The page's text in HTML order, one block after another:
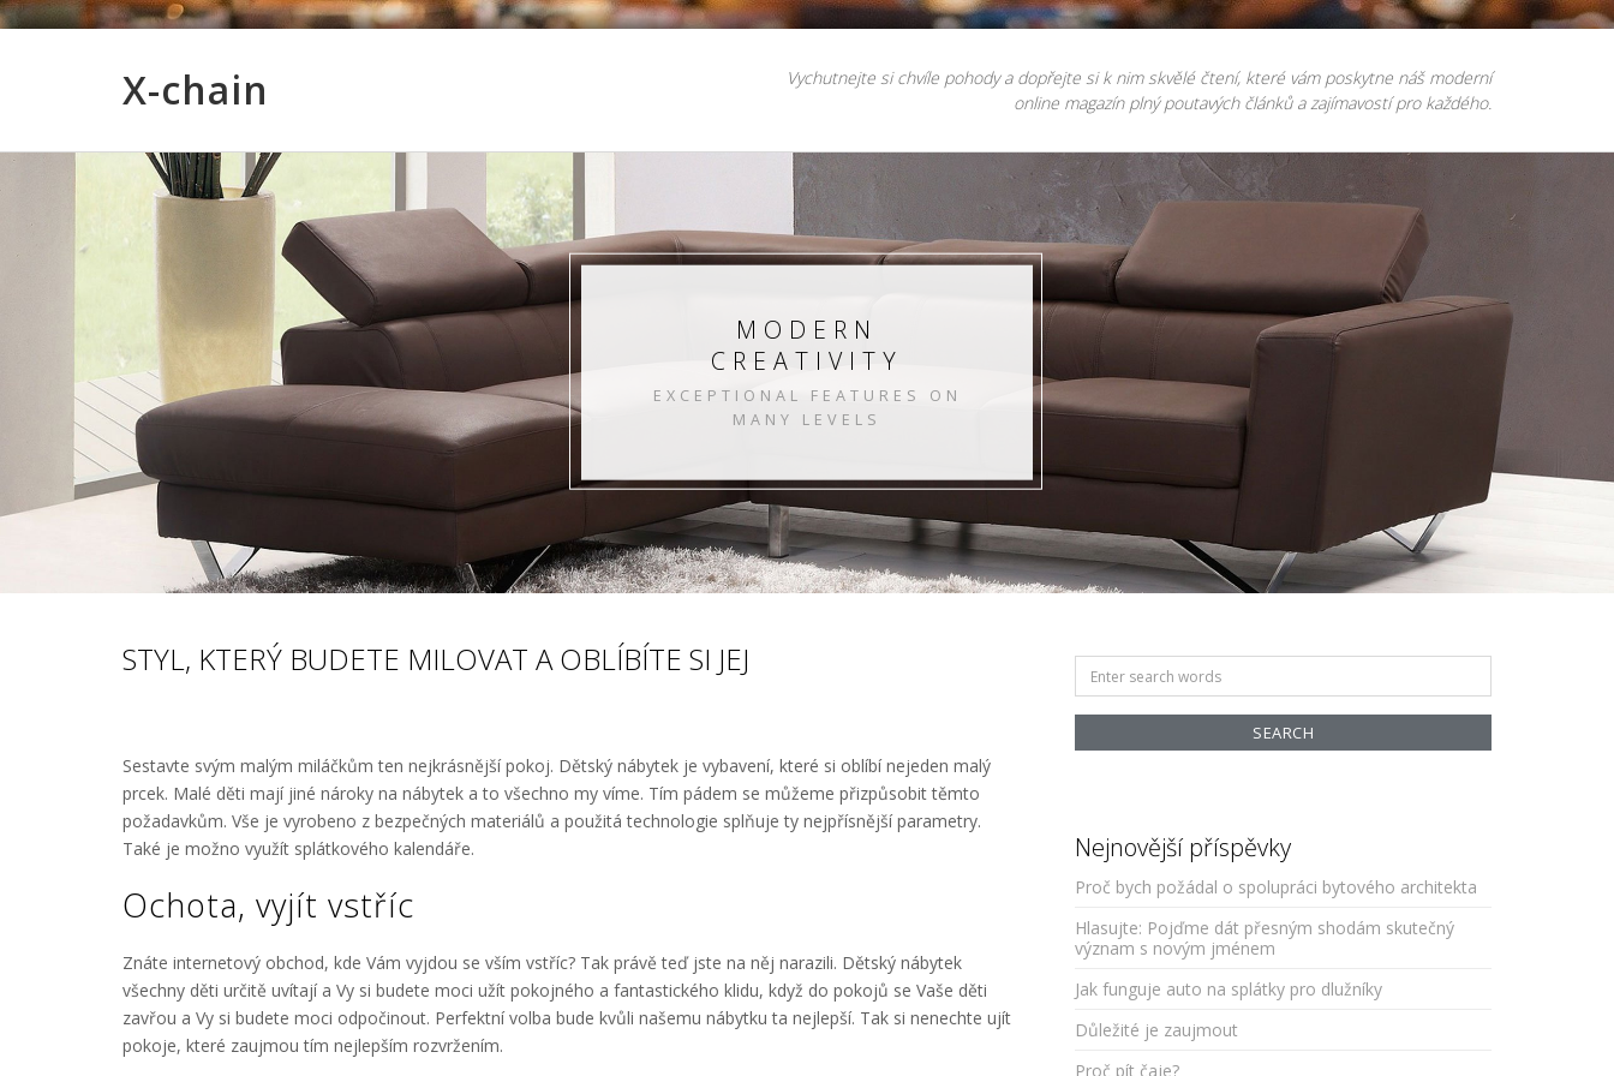
X-chain
Vychutnejte si chvíle pohody a dopřejte si k nim skvělé čtení, které vám poskytne náš moderní
online magazín plný poutavých článků a zajímavostí pro každého.
MODERN
CREATIVITY
EXCEPTIONAL FEATURES ON
MANY LEVELS
STYL, KTERÝ BUDETE MILOVAT A OBLÍBÍTE SI JEJ
Sestavte svým malým miláčkům ten nejkrásnější pokoj. Dětský nábytek je vybavení, které si oblíbí nejeden malý
prcek. Malé děti mají jiné nároky na nábytek a to všechno my víme. Tím pádem se můžeme přizpůsobit těmto
požadavkům. Vše je vyrobeno z bezpečných materiálů a použitá technologie splňuje ty nejpřísnější parametry.
Také je možno využít splátkového kalendáře.
Ochota, vyjít vstříc
Znáte internetový obchod, kde Vám vyjdou se vším vstříc? Tak právě teď jste na něj narazili. Dětský nábytek
všechny děti určitě uvítají a Vy si budete moci užít pokojného a fantastického klidu, když do pokojů se Vaše děti
zavřou a Vy si budete moci odpočinout. Perfektní volba bude kvůli našemu nábytku ta nejlepší. Tak si nenechte ujít
pokoje, které zaujmou tím nejlepším rozvržením.
Search
for:
Nejnovější příspěvky
Proč bych požádal o spolupráci bytového architekta
Hlasujte: Pojďme dát přesným shodám skutečný
význam s novým jménem
Jak funguje auto na splátky pro dlužníky
Důležité je zaujmout
Proč pít čaje?